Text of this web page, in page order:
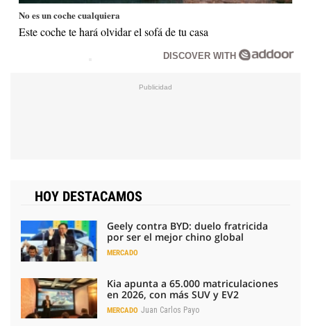
No es un coche cualquiera
Este coche te hará olvidar el sofá de tu casa
DISCOVER WITH
HOY DESTACAMOS
Geely contra BYD: duelo fratricida
por ser el mejor chino global
MERCADO
Kia apunta a 65.000 matriculaciones
en 2026, con más SUV y EV2
MERCADO Juan Carlos Payo